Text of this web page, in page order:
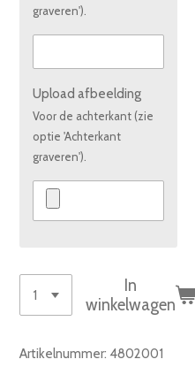
graveren').
Upload afbeelding
Voor de achterkant (zie
optie 'Achterkant
graveren').
In
winkelwagen
Artikelnummer: 4802001